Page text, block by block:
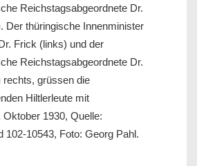
Reichstagsabgeordnete Dr.
Der thüringische Innenminister
Frick (links) und der
Reichstagsabgeordnete Dr.
rechts, grüssen die
Hiltlerleute mit
Oktober 1930, Quelle:
102-10543, Foto: Georg Pahl.